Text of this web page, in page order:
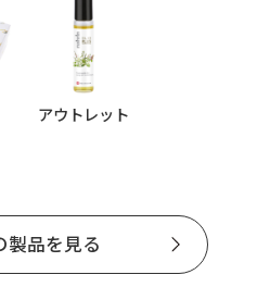
アウトレット
製品を見る